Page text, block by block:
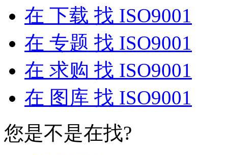
在 下载 找 ISO9001
在 专题 找 ISO9001
在 求购 找 ISO9001
在 图库 找 ISO9001
您是不是在找?